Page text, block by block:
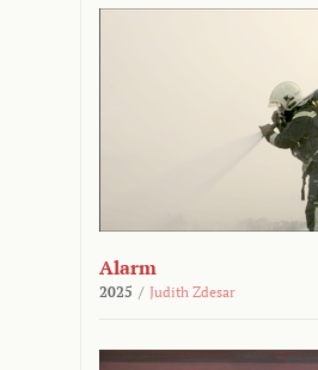
Alarm
2025 / Judith Zdesar